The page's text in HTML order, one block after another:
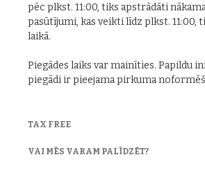
pēc plkst. 11:00, tiks apstrādāti
pasūtījumi, kas veikti līdz plkst. 11:00,
laikā.
Piegādes laiks var mainīties. Papildu
piegādi ir pieejama pirkuma
TAX FREE
VAI MĒS VARAM PALĪDZĒT?